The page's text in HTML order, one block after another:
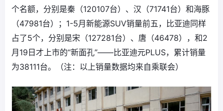
个名额，分别是秦（120107台）、汉（71741台）和海豚
（47981台）；1-5月新能源SUV销量前五，比亚迪同样
占了5个，分别是宋（127281台）、唐（46478），和2
月19日才上市的“新面孔”——比亚迪元PLUS，累计销量
为38111台。（注：以上销量数据均来自乘联会）